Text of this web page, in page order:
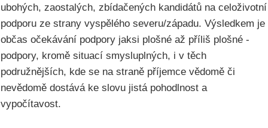
ubohých, zaostalých, zbídačených kandidátů na celoživotní
podporu ze strany vyspělého severu/západu. Výsledkem je
občas očekávání podpory jaksi plošné až příliš plošné -
podpory, kromě situací smysluplných, i v těch
podružnějších, kde se na straně příjemce vědomě či
nevědomě dostává ke slovu jistá pohodlnost a
vypočítavost.